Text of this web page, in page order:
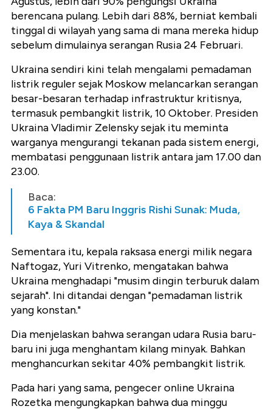
berencana pulang. Lebih dari 88%, berniat kembali
tinggal di wilayah yang sama di mana mereka hidup
sebelum dimulainya serangan Rusia 24 Februari.
Ukraina sendiri kini telah mengalami pemadaman
listrik reguler sejak Moskow melancarkan serangan
besar-besaran terhadap infrastruktur kritisnya,
termasuk pembangkit listrik, 10 Oktober. Presiden
Ukraina Vladimir Zelensky sejak itu meminta
warganya mengurangi tekanan pada sistem energi,
membatasi penggunaan listrik antara jam 17.00 dan
23.00.
Baca:
6 Fakta PM Baru Inggris Rishi Sunak: Muda,
Kaya & Skandal
Sementara itu, kepala raksasa energi milik negara
Naftogaz, Yuri Vitrenko, mengatakan bahwa
Ukraina menghadapi "musim dingin terburuk dalam
sejarah". Ini ditandai dengan "pemadaman listrik
yang konstan."
Dia menjelaskan bahwa serangan udara Rusia baru-
baru ini juga menghantam kilang minyak. Bahkan
menghancurkan sekitar 40% pembangkit listrik.
Pada hari yang sama, pengecer online Ukraina
Rozetka mengungkapkan bahwa dua minggu